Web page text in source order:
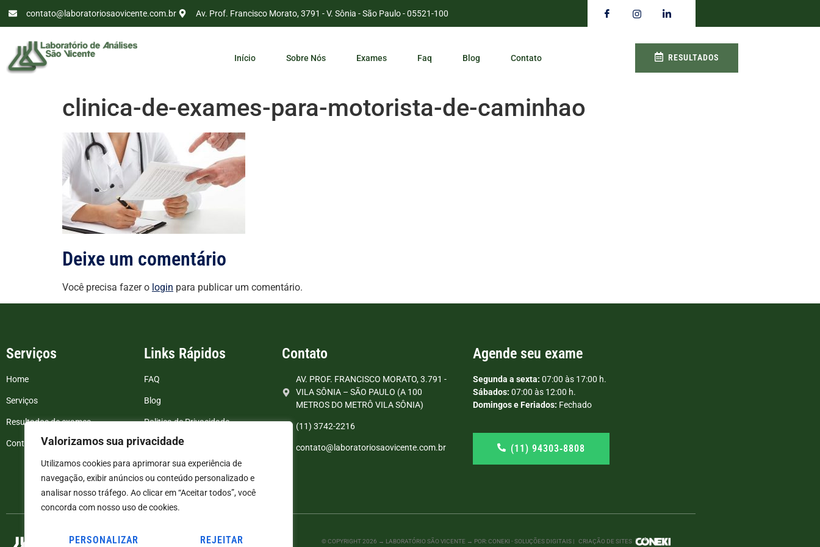
Valorizamos sua privacidade
Utilizamos cookies para aprimorar sua experiência de
navegação, exibir anúncios ou conteúdo personalizado e
analisar nosso tráfego. Ao clicar em “Aceitar todos”, você
concorda com nosso uso de cookies.
PERSONALIZAR REJEITAR
contato@laboratoriosaovicente.com.br Av. Prof. Francisco Morato, 3791 - V. Sônia - São Paulo - 05521-100
Início Sobre Nós Exames Faq Blog Contato RESULTADOS
clinica-de-exames-para-motorista-de-caminhao
Deixe um comentário
Você precisa fazer o login para publicar um comentário.
Serviços
Home
Serviços
Resultados de exames
Contato
Links Rápidos
FAQ
Blog
Politica de Privacidade
Termos e Condições
Contato
AV. PROF. FRANCISCO MORATO, 3.791 -
VILA SÔNIA – SÃO PAULO (A 100
METROS DO METRÔ VILA SÔNIA)
(11) 3742-2216
contato@laboratoriosaovicente.com.br
Agende seu exame
Segunda a sexta: 07:00 às 17:00 h.
Sábados: 07:00 às 12:00 h.
Domingos e Feriados: Fechado
(11) 94303‑8808
© COPYRIGHT2026 → LABORATÓRIO SÃO VICENTE → POR: CONEKI - SOLUÇÕES DIGITAIS | CRIAÇÃO DE SITES